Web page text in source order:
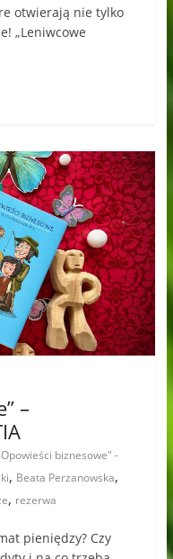
otwierają nie tylko
„Leniwcowe
–
biznesowe" -
, Beata Perzanowska,
, rezerwa
pieniędzy? Czy